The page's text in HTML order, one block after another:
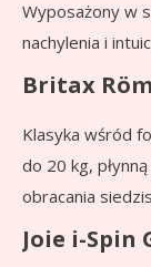
Wyposażony w
nachylenia i
Britax
Klasyka wśród
do 20 kg,
obracania
Joie i-Spin